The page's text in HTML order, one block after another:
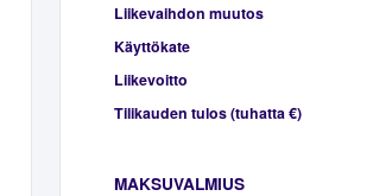
Liikevaihdon muutos
Käyttökate
Liikevoitto
Tilikauden tulos (tuhatta €)
MAKSUVALMIUS